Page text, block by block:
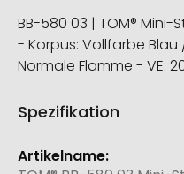
BB-580 03 | TOM®
- Korpus: Vollfarbe
Normale Flamme - VE:
Spezifikation
Weitere
Informationen